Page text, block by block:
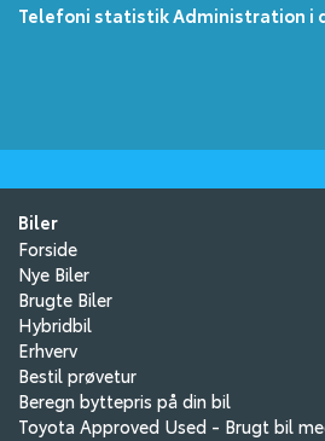
Telefoni statistik Administration​ i
Biler
Forside
Nye Biler
Brugte Biler
Hybridbil
Erhverv
Bestil prøvetur
Beregn byttepris på din bil
Toyota Approved Used - Brugt bil